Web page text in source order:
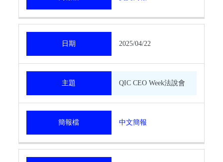
日期 2025/04/22
主題 QIC CEO Week法說會
簡報檔 中文簡報